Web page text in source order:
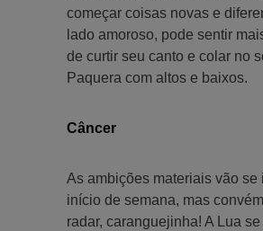
começar coisas novas e
lado amoroso, pode sentir
de curtir seu canto e colar no
Paquera com altos e baixos.
Câncer
As ambições materiais vão se
início de semana, mas
radar, caranguejinha! A Lua